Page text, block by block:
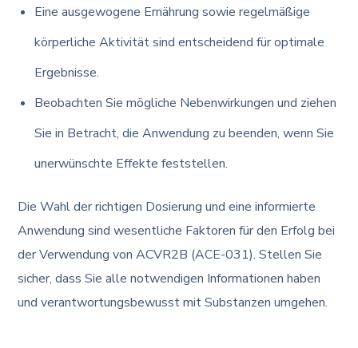
Eine ausgewogene Ernährung sowie regelmäßige
körperliche Aktivität sind entscheidend für optimale
Ergebnisse.
Beobachten Sie mögliche Nebenwirkungen und ziehen
Sie in Betracht, die Anwendung zu beenden, wenn Sie
unerwünschte Effekte feststellen.
Die Wahl der richtigen Dosierung und eine informierte
Anwendung sind wesentliche Faktoren für den Erfolg bei
der Verwendung von ACVR2B (ACE-031). Stellen Sie
sicher, dass Sie alle notwendigen Informationen haben
und verantwortungsbewusst mit Substanzen umgehen.